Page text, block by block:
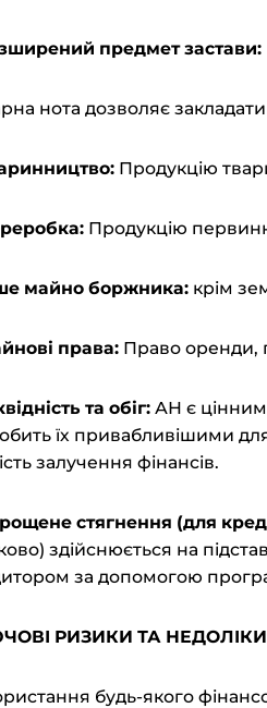
предметзастави:
нота дозволяє
Продукцію
Продукцію
майно боржника: крім
права: Право оренди,
та обіг: АН є
їх привабливішими
залучення фінансів.
стягнення (для к
здійснюється на
за допомогою
РИЗИКИ ТА Н
будь-якого